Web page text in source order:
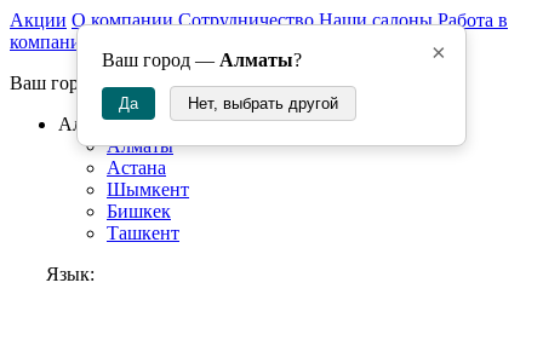
×
Ваш город — Алматы?
Да Нет, выбрать другой
Акции О компании Сотрудничество Наши салоны Работа в
компании
Ваш город:
Алматы
Алматы
Астана
Шымкент
Бишкек
Ташкент
Язык: